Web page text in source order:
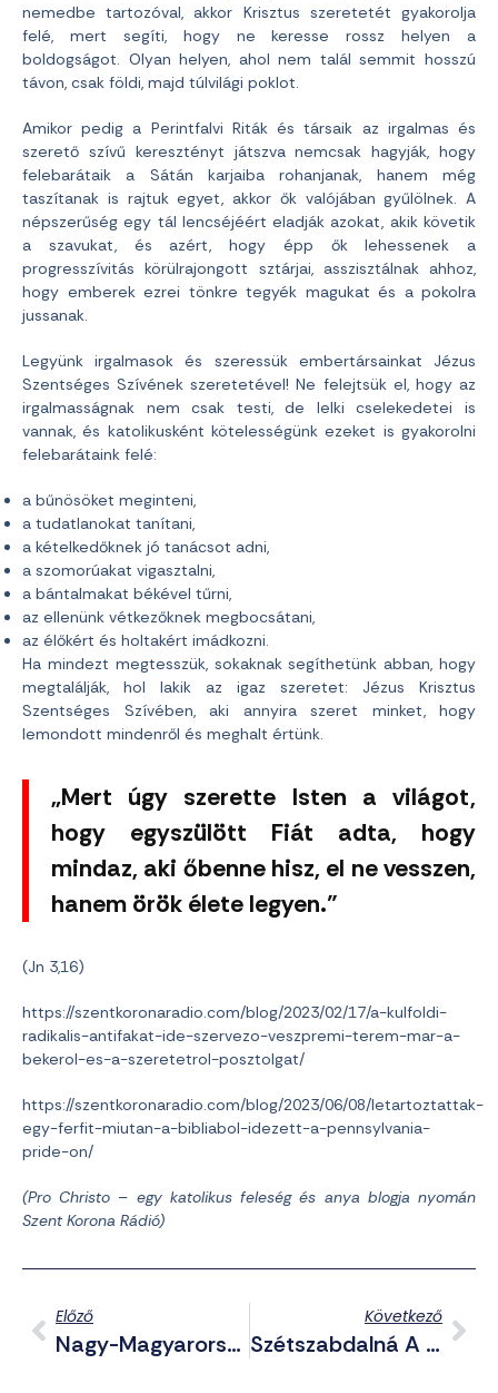
nemedbe tartozóval, akkor Krisztus szeretetét gyakorolja
felé, mert segíti, hogy ne keresse rossz helyen a
boldogságot. Olyan helyen, ahol nem talál semmit hosszú
távon, csak földi, majd túlvilági poklot.
Amikor pedig a Perintfalvi Riták és társaik az irgalmas és
szerető szívű keresztényt játszva nemcsak hagyják, hogy
felebarátaik a Sátán karjaiba rohanjanak, hanem még
taszítanak is rajtuk egyet, akkor ők valójában gyűlölnek. A
népszerűség egy tál lencséjéért eladják azokat, akik követik
a szavukat, és azért, hogy épp ők lehessenek a
progresszívitás körülrajongott sztárjai, asszisztálnak ahhoz,
hogy emberek ezrei tönkre tegyék magukat és a pokolra
jussanak.
Legyünk irgalmasok és szeressük embertársainkat Jézus
Szentséges Szívének szeretetével! Ne felejtsük el, hogy az
irgalmasságnak nem csak testi, de lelki cselekedetei is
vannak, és katolikusként kötelességünk ezeket is gyakorolni
felebarátaink felé:
a bűnösöket meginteni,
a tudatlanokat tanítani,
a kételkedőknek jó tanácsot adni,
a szomorúakat vigasztalni,
a bántalmakat békével tűrni,
az ellenünk vétkezőknek megbocsátani,
az élőkért és holtakért imádkozni.
Ha mindezt megtesszük, sokaknak segíthetünk abban, hogy
megtalálják, hol lakik az igaz szeretet: Jézus Krisztus
Szentséges Szívében, aki annyira szeret minket, hogy
lemondott mindenről és meghalt értünk.
„Mert úgy szerette Isten a világot,
hogy egyszülött Fiát adta, hogy
mindaz, aki őbenne hisz, el ne vesszen,
hanem örök élete legyen.”
(Jn 3,16)
https://szentkoronaradio.com/blog/2023/02/17/a-kulfoldi-
radikalis-antifakat-ide-szervezo-veszpremi-terem-mar-a-
bekerol-es-a-szeretetrol-posztolgat/
https://szentkoronaradio.com/blog/2023/06/08/letartoztattak-
egy-ferfit-miutan-a-bibliabol-idezett-a-pennsylvania-
pride-on/
(Pro Christo – egy katolikus feleség és anya blogja nyomán
Szent Korona Rádió)
Előző
Nagy-Magyarország Határai Máig Látszanak A Térképeken
Következő
Szétszabdalná A Román Kormány Székelyföldet